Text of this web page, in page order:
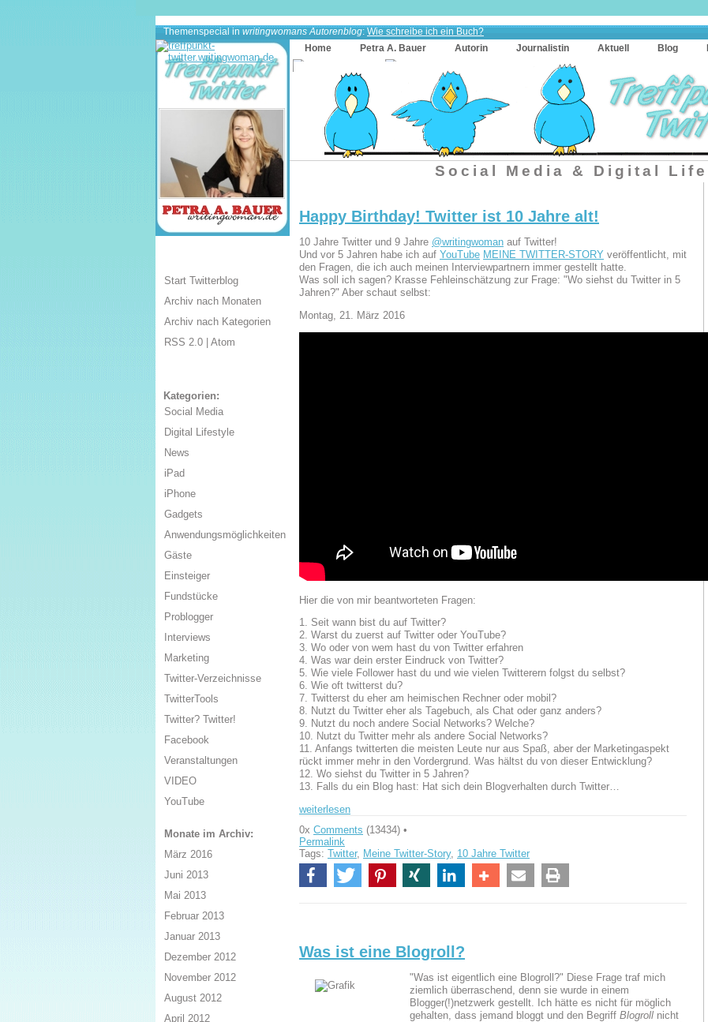
Themenspecial in writingwomans Autorenblog: Wie schreibe ich ein Buch?
Home
Petra A. Bauer Autorin Journalistin Aktuell Blog
Social Media & Digital
Happy Birthday! Twitter ist 10 Jahre alt!
10 Jahre Twitter und 9 Jahre @writingwoman auf Twitter!
Und vor 5 Jahren habe ich auf YouTube MEINE TWITTER-STORY veröffentlicht, mit
den Fragen, die ich auch meinen Interviewpartnern immer gestellt hatte.
Was soll ich sagen? Krasse Fehleinschätzung zur Frage: "Wo siehst du Twitter in 5
Jahren?" Aber schaut selbst:
Montag, 21. März 2016
Hier die von mir beantworteten Fragen:
1. Seit wann bist du auf Twitter?
2. Warst du zuerst auf Twitter oder YouTube?
3. Wo oder von wem hast du von Twitter erfahren
4. Was war dein erster Eindruck von Twitter?
5. Wie viele Follower hast du und wie vielen Twitterern folgst du selbst?
6. Wie oft twitterst du?
7. Twitterst du eher am heimischen Rechner oder mobil?
8. Nutzt du Twitter eher als Tagebuch, als Chat oder ganz anders?
9. Nutzt du noch andere Social Networks? Welche?
10. Nutzt du Twitter mehr als andere Social Networks?
11. Anfangs twitterten die meisten Leute nur aus Spaß, aber der Marketingaspekt
rückt immer mehr in den Vordergrund. Was hältst du von dieser Entwicklung?
12. Wo siehst du Twitter in 5 Jahren?
13. Falls du ein Blog hast: Hat sich dein Blogverhalten durch Twitter…
weiterlesen
0x Comments (13434) •
Permalink
Tags: Twitter, Meine Twitter-Story, 10 Jahre Twitter
Was ist eine Blogroll?
"Was ist eigentlich eine Blogroll?" Diese Frage traf mich
ziemlich überraschend, denn sie wurde in einem
Blogger(!)netzwerk gestellt. Ich hätte es nicht für möglich
gehalten, dass jemand bloggt und den Begriff Blogroll nicht
Start Twitterblog
Archiv nach Monaten
Archiv nach Kategorien
RSS 2.0 | Atom
Kategorien:
Social Media
Digital Lifestyle
News
iPad
iPhone
Gadgets
Anwendungsmöglichkeiten
Gäste
Einsteiger
Fundstücke
Problogger
Interviews
Marketing
Twitter-Verzeichnisse
TwitterTools
Twitter? Twitter!
Facebook
Veranstaltungen
VIDEO
YouTube
Monate im Archiv:
März 2016
Juni 2013
Mai 2013
Februar 2013
Januar 2013
Dezember 2012
November 2012
August 2012
April 2012